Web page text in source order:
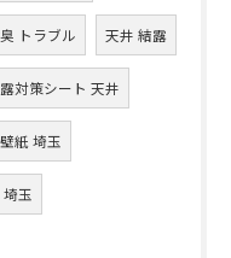
トラブル 天井 結露
対策シート 天井
紙 埼玉
玉